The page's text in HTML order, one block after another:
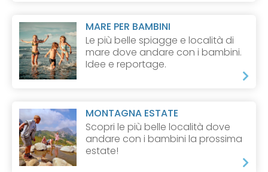
MARE PER BAMBINI
Le più belle spiagge e località di
mare dove andare con i bambini.
Idee e reportage.
MONTAGNA ESTATE
Scopri le più belle località dove
andare con i bambini la prossima
estate!